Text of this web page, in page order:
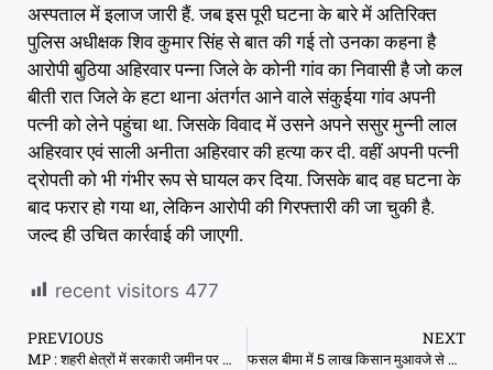
अस्पताल में इलाज जारी हैं. जब इस पूरी घटना के बारे में अतिरिक्त
पुलिस अधीक्षक शिव कुमार सिंह से बात की गई तो उनका कहना है
आरोपी बुठिया अहिरवार पन्ना जिले के कोनी गांव का निवासी है जो कल
बीती रात जिले के हटा थाना अंतर्गत आने वाले संकुईया गांव अपनी
पत्नी को लेने पहुंचा था. जिसके विवाद में उसने अपने ससुर मुन्नी लाल
अहिरवार एवं साली अनीता अहिरवार की हत्या कर दी. वहीं अपनी पत्नी
द्रोपती को भी गंभीर रूप से घायल कर दिया. जिसके बाद वह घटना के
बाद फरार हो गया था, लेकिन आरोपी की गिरफ्तारी की जा चुकी है.
जल्द ही उचित कार्रवाई की जाएगी.
recent visitors 477
PREVIOUS
MP : शहरी क्षेत्रों में सरकारी जमीन पर काबिज लोगों को दिए जाएंगे स्थायी पट्टे
NEXT
फसल बीमा में 5 लाख किसान मुआवजे से चूके; 2 लाख किसानों को दो अंकों में मुआवजा